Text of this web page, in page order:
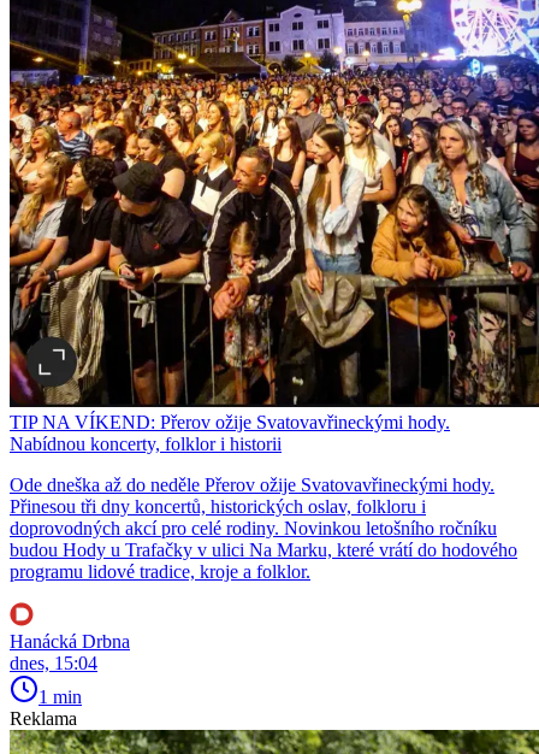
TIP NA VÍKEND: Přerov ožije Svatovavřineckými hody.
Nabídnou koncerty, folklor i historii
Ode dneška až do neděle Přerov ožije Svatovavřineckými hody.
Přinesou tři dny koncertů, historických oslav, folkloru i
doprovodných akcí pro celé rodiny. Novinkou letošního ročníku
budou Hody u Trafačky v ulici Na Marku, které vrátí do hodového
programu lidové tradice, kroje a folklor.
Hanácká Drbna
dnes, 15:04
1 min
Reklama